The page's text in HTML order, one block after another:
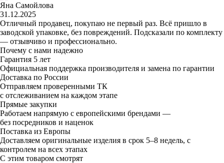
Яна Самойлова
31.12.2025
Отличный продавец, покупаю не первый раз. Всё пришло в
заводской упаковке, без повреждений. Подсказали по комплекту
— отзывчиво и профессионально.
Почему с нами надежно
Гарантия 5 лет
Официальная поддержка производителя и замена по гарантии
Доставка по России
Отправляем проверенными ТК
с отслеживанием на каждом этапе
Прямые закупки
Работаем напрямую с европейскими брендами —
без посредников и наценок
Поставка из Европы
Доставляем оригинальные изделия в срок 5–8 недель, с
контролем на всех этапах
С этим товаром смотрят